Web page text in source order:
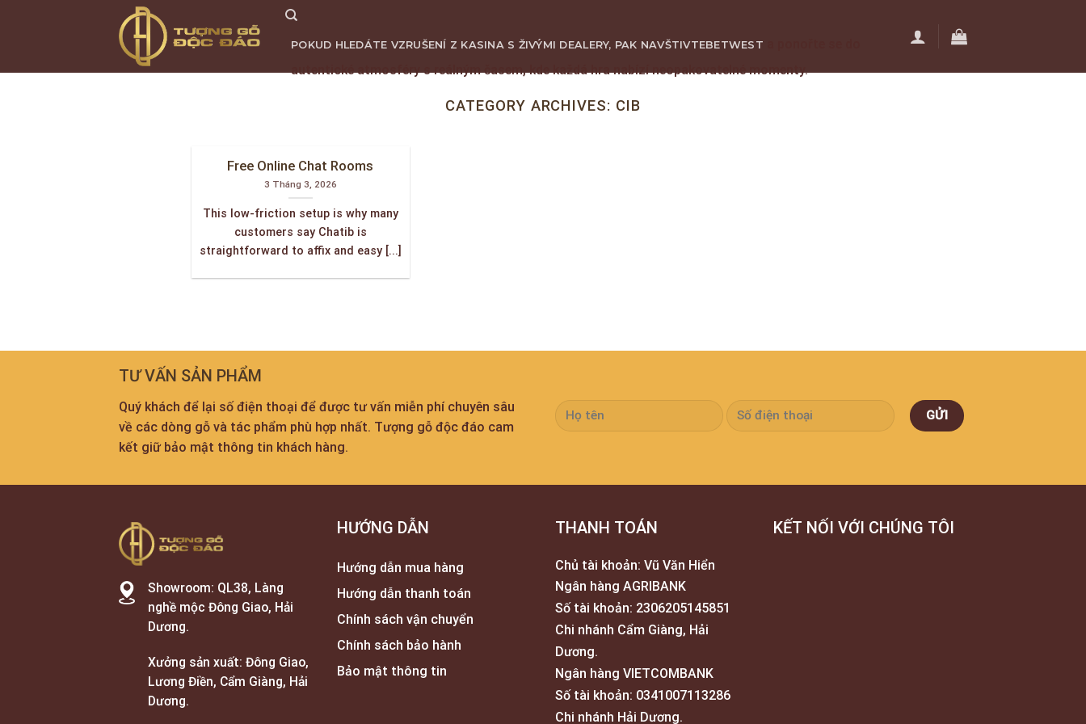
POKUD HLEDÁTE VZRUŠENÍ Z KASINA S ŽIVÝMI DEALERY, PAK NAVŠTIVTEBETWEST
autentické atmosféry s reálným časem, kde každá hra nabízí neopakovatelné momenty.
CATEGORY ARCHIVES: CIB
Free Online Chat Rooms
3 Tháng 3, 2026
This low-friction setup is why many
customers say Chatib is
straightforward to affix and easy [...]
TƯ VẤN SẢN PHẨM
Quý khách để lại số điện thoại để được tư vấn miễn phí chuyên sâu
về các dòng gỗ và tác phẩm phù hợp nhất. Tượng gỗ độc đáo cam
kết giữ bảo mật thông tin khách hàng.
Showroom: QL38, Làng
nghề mộc Đông Giao, Hải
Dương.
Xưởng sản xuất: Đông Giao,
Lương Điền, Cẩm Giàng, Hải
Dương.
HƯỚNG DẪN
Hướng dẫn mua hàng
Hướng dẫn thanh toán
Chính sách vận chuyển
Chính sách bảo hành
Bảo mật thông tin
THANH TOÁN
Chủ tài khoản: Vũ Văn Hiển
Ngân hàng AGRIBANK
Số tài khoản: 2306205145851
Chi nhánh Cẩm Giàng, Hải
Dương.
Ngân hàng VIETCOMBANK
Số tài khoản: 0341007113286
Chi nhánh Hải Dương.
KẾT NỐI VỚI CHÚNG TÔI